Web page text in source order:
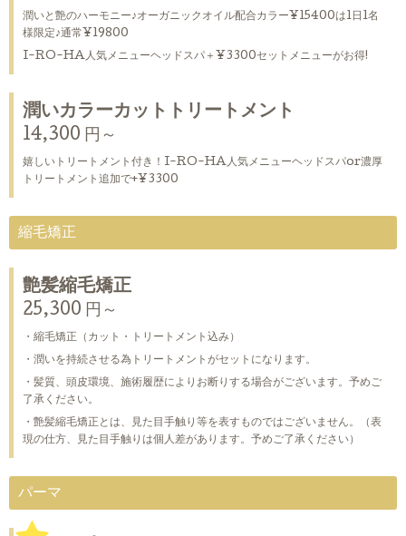
潤いと艶のハーモニー♪オーガニックオイル配合カラー¥15400は1日1名
様限定♪通常¥19800
I-RO-HA人気メニューヘッドスパ＋¥3300セットメニューがお得!
潤いカラーカットトリートメント
14,300 円～
嬉しいトリートメント付き！I-RO-HA人気メニューヘッドスパor濃厚
トリートメント追加で+¥3300
縮毛矯正
艶髪縮毛矯正
25,300 円～
・縮毛矯正（カット・トリートメント込み）
・潤いを持続させる為トリートメントがセットになります。
・髪質、頭皮環境、施術履歴によりお断りする場合がございます。予めご
了承ください。
・艶髪縮毛矯正とは、見た目手触り等を表すものではございません。（表
現の仕方、見た目手触りは個人差があります。予めご了承ください）
パーマ